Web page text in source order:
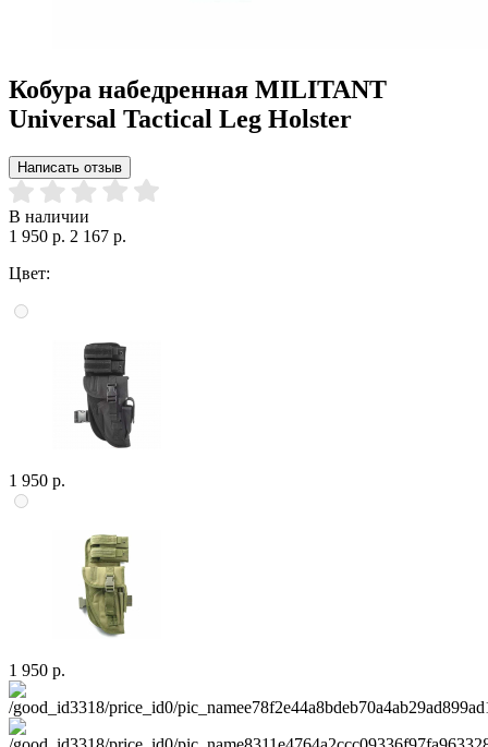
Кобура набедренная MILITANT
Universal Tactical Leg Holster
Написать отзыв
В наличии
1 950 р. 2 167 р.
Цвет:
1 950 р.
1 950 р.